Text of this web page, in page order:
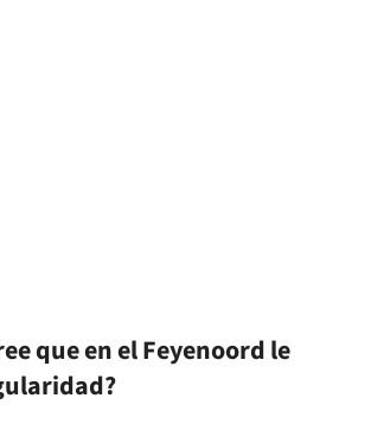
que en el Feyenoord le